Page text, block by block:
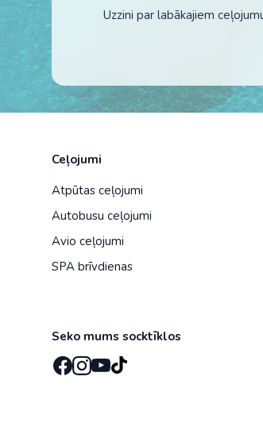
Uzzini par labākajiem
Ceļojumi
Atpūtas ceļojumi
Autobusu ceļojumi
Avio ceļojumi
SPA brīvdienas
Seko mums socktīklos